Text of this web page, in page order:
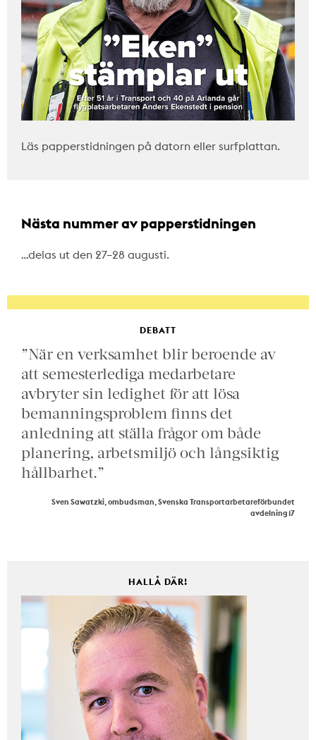
Läs papperstidningen på datorn eller surfplattan.
Nästa nummer av papperstidningen
…delas ut den 27–28 augusti.
DEBATT
”När en verksamhet blir beroende av
att semesterlediga medarbetare
avbryter sin ledighet för att lösa
bemanningsproblem finns det
anledning att ställa frågor om både
planering, arbetsmiljö och långsiktig
hållbarhet.”
Sven Sawatzki, ombudsman, Svenska Transportarbetareförbundet
avdelning 17
HALLÅ DÄR!